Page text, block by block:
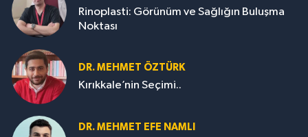
Rinoplasti: Görünüm ve Sağlığın Buluşma
Noktası
DR. MEHMET ÖZTÜRK
Kırıkkale’nin Seçimi..
DR. MEHMET EFE NAMLI